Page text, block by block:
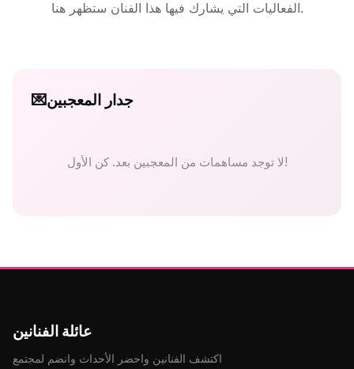
الفعاليات التي يشارك فيها هذا الفنان ستظهر هنا.
💌جدار المعجبين
لا توجد مساهمات من المعجبين بعد. كن الأول!
عائلة الفنانين
اكتشف الفنانين واحضر الأحداث وانضم لمجتمع